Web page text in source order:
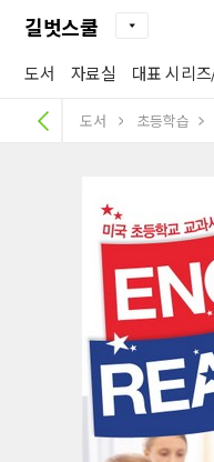
길벗스쿨
도서 자료실 대표 시리
도서 초등학습